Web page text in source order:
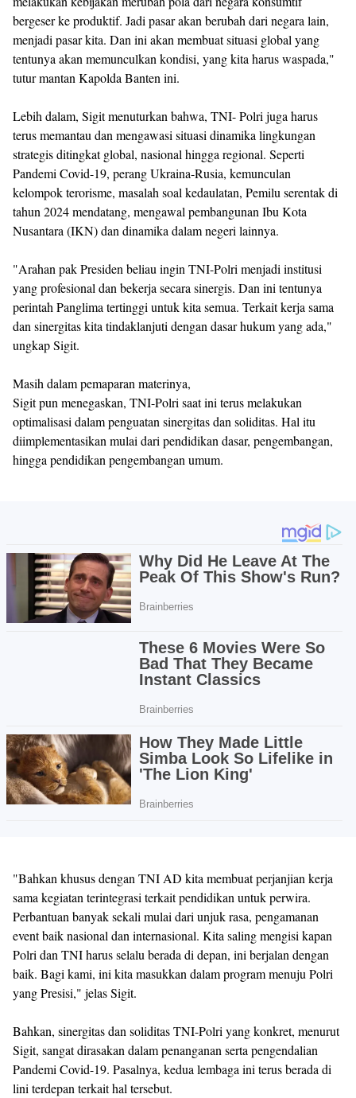
bergeser ke produktif. Jadi pasar akan berubah dari negara lain,
menjadi pasar kita. Dan ini akan membuat situasi global yang
tentunya akan memunculkan kondisi, yang kita harus waspada,"
tutur mantan Kapolda Banten ini.
Lebih dalam, Sigit menuturkan bahwa, TNI- Polri juga harus
terus memantau dan mengawasi situasi dinamika lingkungan
strategis ditingkat global, nasional hingga regional. Seperti
Pandemi Covid-19, perang Ukraina-Rusia, kemunculan
kelompok terorisme, masalah soal kedaulatan, Pemilu serentak di
tahun 2024 mendatang, mengawal pembangunan Ibu Kota
Nusantara (IKN) dan dinamika dalam negeri lainnya.
"Arahan pak Presiden beliau ingin TNI-Polri menjadi institusi
yang profesional dan bekerja secara sinergis. Dan ini tentunya
perintah Panglima tertinggi untuk kita semua. Terkait kerja sama
dan sinergitas kita tindaklanjuti dengan dasar hukum yang ada,"
ungkap Sigit.
Masih dalam pemaparan materinya,
Sigit pun menegaskan, TNI-Polri saat ini terus melakukan
optimalisasi dalam penguatan sinergitas dan soliditas. Hal itu
diimplementasikan mulai dari pendidikan dasar, pengembangan,
hingga pendidikan pengembangan umum.
"Bahkan khusus dengan TNI AD kita membuat perjanjian kerja
sama kegiatan terintegrasi terkait pendidikan untuk perwira.
Perbantuan banyak sekali mulai dari unjuk rasa, pengamanan
event baik nasional dan internasional. Kita saling mengisi kapan
Polri dan TNI harus selalu berada di depan, ini berjalan dengan
baik. Bagi kami, ini kita masukkan dalam program menuju Polri
yang Presisi," jelas Sigit.
Bahkan, sinergitas dan soliditas TNI-Polri yang konkret, menurut
Sigit, sangat dirasakan dalam penanganan serta pengendalian
Pandemi Covid-19. Pasalnya, kedua lembaga ini terus berada di
lini terdepan terkait hal tersebut.